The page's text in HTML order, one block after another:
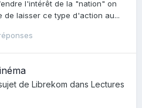
l'intérêt de la "nation" on
laisser ce type d'action au...
de Librekom dans Lectures